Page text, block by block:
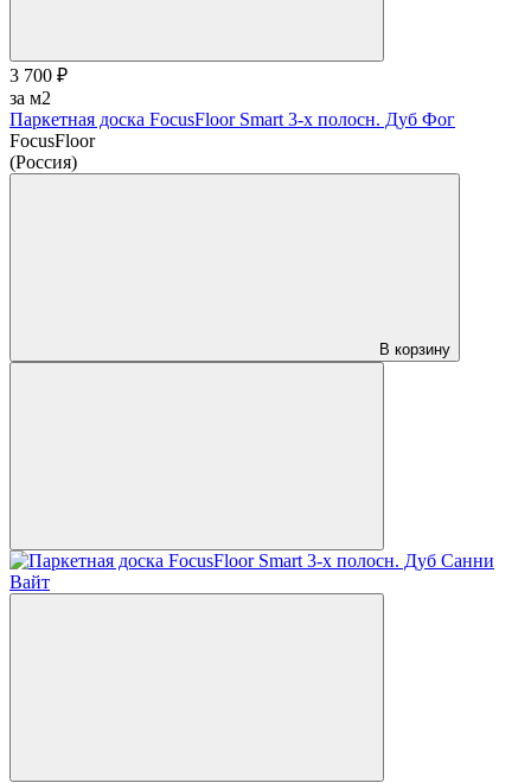
3 700 ₽
за м2
Паркетная доска FocusFloor Smart 3-х полосн. Дуб Фог
FocusFloor
(Россия)
В корзину